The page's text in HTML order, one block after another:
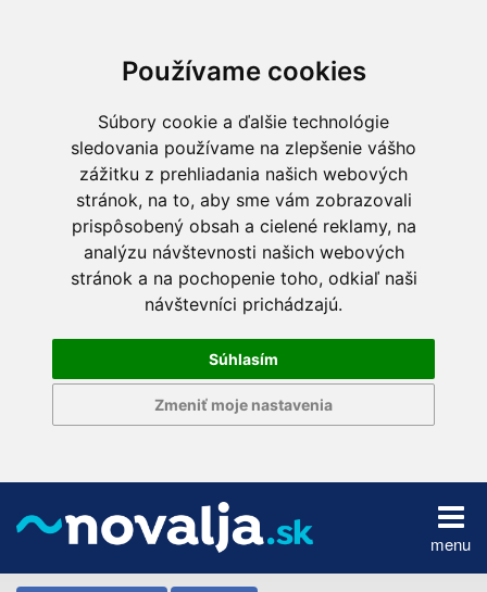
Používame cookies
Súbory cookie a ďalšie technológie
sledovania používame na zlepšenie vášho
zážitku z prehliadania našich webových
stránok, na to, aby sme vám zobrazovali
prispôsobený obsah a cielené reklamy, na
analýzu návštevnosti našich webových
stránok a na pochopenie toho, odkiaľ naši
návštevníci prichádzajú.
Súhlasím
Zmeniť moje nastavenia
menu